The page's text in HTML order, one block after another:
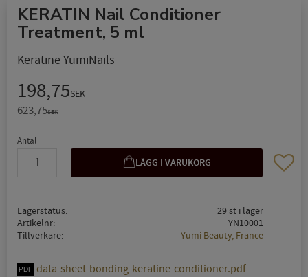
KERATIN Nail Conditioner
Treatment, 5 ml
Keratine YumiNails
Nedsatt pris:
198,75SEK
Ordinarie pris:
623,75SEK
Antal
Lägg
Lagerstatus
29 st i lager
Artikelnr
YN10001
Tillverkare
Yumi Beauty, France
data-sheet-bonding-keratine-conditioner.pdf